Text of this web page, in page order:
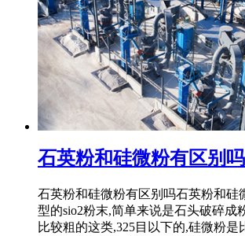
石英粉和硅微粉有区别
石英粉和硅微粉有区别吗石英粉和硅
型的sio2粉末,简单来说是石头破碎成
比较粗的这类,325目以下的,硅微粉是